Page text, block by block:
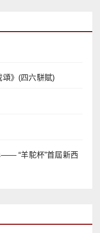
頌》(四六駢賦)
“羊駝杯”首屆新西